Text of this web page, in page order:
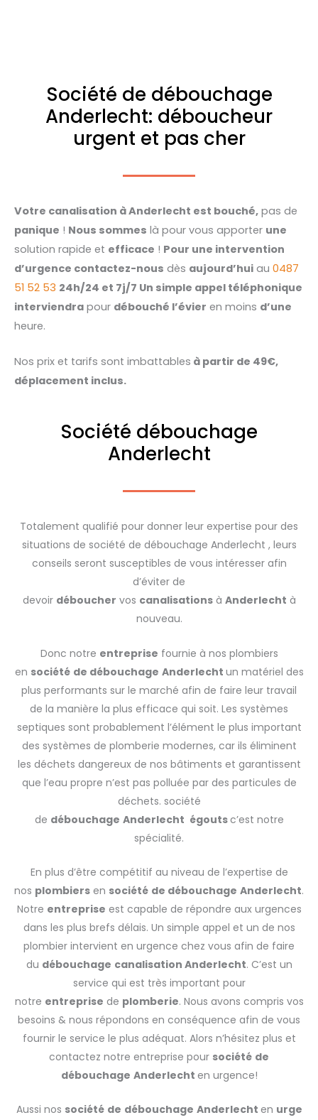
Société de débouchage
Anderlecht: déboucheur
urgent et pas cher
Votre canalisation à Anderlecht est bouché, pas de
panique ! Nous sommes là pour vous apporter une
solution rapide et efficace ! Pour une intervention
d’urgence contactez-nous dès aujourd’hui au 0487
51 52 53 24h/24 et 7j/7 Un simple appel téléphonique
interviendra pour débouché l’évier en moins d’une
heure.
Nos prix et tarifs sont imbattables à partir de 49€,
déplacement inclus.
Société débouchage
Anderlecht
Totalement qualifié pour donner leur expertise pour des
situations de société de débouchage Anderlecht , leurs
conseils seront susceptibles de vous intéresser afin
d’éviter de
devoir déboucher vos canalisationsà Anderlecht à
nouveau.
Donc notre entreprise fournie à nos plombiers
en société de débouchage Anderlecht un matériel des
plus performants sur le marché afin de faire leur travail
de la manière la plus efficace qui soit. Les systèmes
septiques sont probablement l’élément le plus important
des systèmes de plomberie modernes, car ils éliminent
les déchets dangereux de nos bâtiments et garantissent
que l’eau propre n’est pas polluée par des particules de
déchets. société
de débouchage Anderlecht égouts c’est notre
spécialité.
En plus d’être compétitif au niveau de l’expertise de
nos plombiers en société de débouchage Anderlecht.
Notre entreprise est capable de répondre aux urgences
dans les plus brefs délais. Un simple appel et un de nos
plombier intervient en urgence chez vous afin de faire
du débouchage canalisation Anderlecht. C’est un
service qui est très important pour
notre entreprise de plomberie. Nous avons compris vos
besoins & nous répondons en conséquence afin de vous
fournir le service le plus adéquat. Alors n’hésitez plus et
contactez notre entreprise pour société de
débouchage Anderlecht en urgence!
Aussi nos société de débouchage Anderlecht en urge